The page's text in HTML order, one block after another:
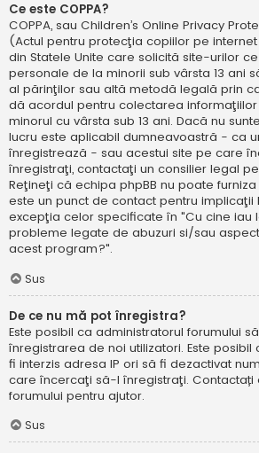
Ce este COPPA?
COPPA, sau Children’s Online Privacy
(Actul pentru protecţia copiilor pe
din Statele Unite care solicită site-urilor
personale de la minorii sub vârsta 13 ani
al părinţilor sau altă metodă legală prin
dă acordul pentru colectarea
minorul cu vârsta sub 13 ani. Dacă nu
lucru este aplicabil dumneavoastră - ca
înregistrează - sau acestui site pe care
înregistraţi, contactaţi un consilier legal
Reţineţi că echipa phpBB nu poate
este un punct de contact pentru
excepţia celor specificate în "Cu cine iau
probleme legate de abuzuri si/sau
acest program?".
Sus
De ce nu mă pot înregistra?
Este posibil ca administratorul forumului
înregistrarea de noi utilizatori. Este posibil
fi interzis adresa IP ori să fi dezactivat
care încercaţi să-l înregistraţi. Contactați
forumului pentru ajutor.
Sus